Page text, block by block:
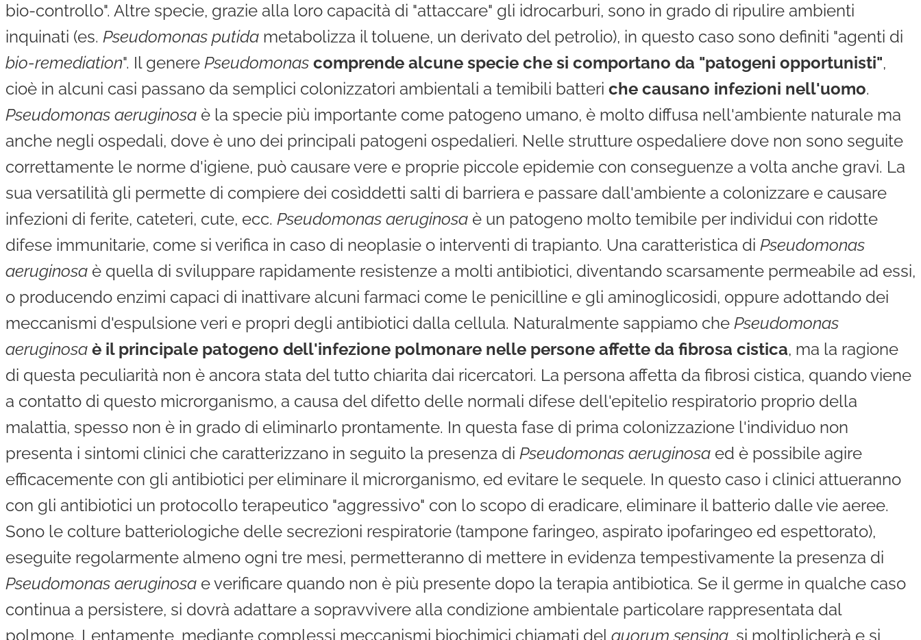
bio-controllo". Altre specie, grazie alla loro capacità di "attaccare" gli idrocarburi, sono in grado di ripulire ambienti
inquinati (es. Pseudomonas putida metabolizza il toluene, un derivato del petrolio), in questo caso sono definiti "agenti di
bio-remediation". Il genere Pseudomonas comprende alcune specie che si comportano da "patogeni opportunisti",
cioè in alcuni casi passano da semplici colonizzatori ambientali a temibili batteri che causano infezioni nell'uomo.
Pseudomonas aeruginosa è la specie più importante come patogeno umano, è molto diffusa nell'ambiente naturale ma
anche negli ospedali, dove è uno dei principali patogeni ospedalieri. Nelle strutture ospedaliere dove non sono seguite
correttamente le norme d'igiene, può causare vere e proprie piccole epidemie con conseguenze a volta anche gravi. La
sua versatilità gli permette di compiere dei cosìddetti salti di barriera e passare dall'ambiente a colonizzare e causare
infezioni di ferite, cateteri, cute, ecc. Pseudomonas aeruginosa è un patogeno molto temibile per individui con ridotte
difese immunitarie, come si verifica in caso di neoplasie o interventi di trapianto. Una caratteristica di Pseudomonas
aeruginosa è quella di sviluppare rapidamente resistenze a molti antibiotici, diventando scarsamente permeabile ad essi,
o producendo enzimi capaci di inattivare alcuni farmaci come le penicilline e gli aminoglicosidi, oppure adottando dei
meccanismi d'espulsione veri e propri degli antibiotici dalla cellula. Naturalmente sappiamo che Pseudomonas
aeruginosa è il principale patogeno dell'infezione polmonare nelle persone affette da fibrosa cistica, ma la ragione
di questa peculiarità non è ancora stata del tutto chiarita dai ricercatori. La persona affetta da fibrosi cistica, quando viene
a contatto di questo microrganismo, a causa del difetto delle normali difese dell'epitelio respiratorio proprio della
malattia, spesso non è in grado di eliminarlo prontamente. In questa fase di prima colonizzazione l'individuo non
presenta i sintomi clinici che caratterizzano in seguito la presenza di Pseudomonas aeruginosa ed è possibile agire
efficacemente con gli antibiotici per eliminare il microrganismo, ed evitare le sequele. In questo caso i clinici attueranno
con gli antibiotici un protocollo terapeutico "aggressivo" con lo scopo di eradicare, eliminare il batterio dalle vie aeree.
Sono le colture batteriologiche delle secrezioni respiratorie (tampone faringeo, aspirato ipofaringeo ed espettorato),
eseguite regolarmente almeno ogni tre mesi, permetteranno di mettere in evidenza tempestivamente la presenza di
Pseudomonas aeruginosa e verificare quando non è più presente dopo la terapia antibiotica. Se il germe in qualche caso
continua a persistere, si dovrà adattare a sopravvivere alla condizione ambientale particolare rappresentata dal
polmone. Lentamente, mediante complessi meccanismi biochimici chiamati del quorum sensing , si moltiplicherà e si